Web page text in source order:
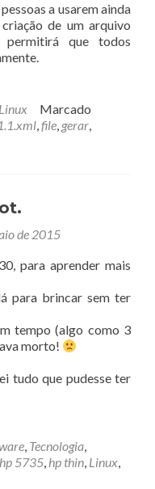
a usarem ainda
de um arquivo
permitirá que todos
Linux
Marcado
,file, gerar,
de 2015
para aprender mais
para brincar sem ter
tempo (algo como 3
morto!
tudo que pudesse ter
, Tecnologia,
hp 5735, hp thin, Linux,